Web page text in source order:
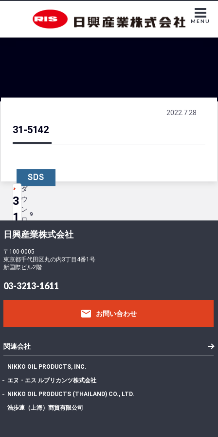
MENU
31-5142
2022.7.28
SDS
ダ
ウ
ン
ロ
ー
ド
9
フ
ァ
イ
ル
サ
イ
409.42 KB
イ
数
稿
日
2022年7月28日
最
3
1
-
5
1
4
2
日興産業株式会社
〒100-0005
東京都千代田区丸の内3丁目4番1号
新国際ビル2階
03-3213-1611
email お問い合わせ
関連会社
NIKKO OIL PRODUCTS, INC.
エヌ・エス ルブリカンツ株式会社
NIKKO OIL PRODUCTS (THAILAND) CO., LTD.
浩歩速（上海）商貿有限公司